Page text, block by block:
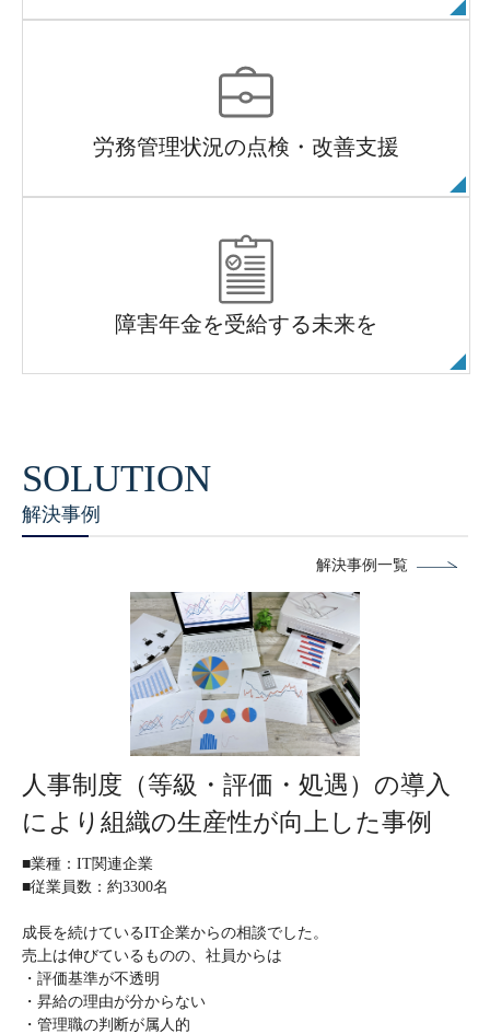
労務管理状況の点検・改善支援
障害年金を受給する未来を
解決事例
解決事例一覧
人事制度（等級・評価・処遇）の導入
により組織の生産性が向上した事例
■業種：IT関連企業
■従業員数：約3300名
成長を続けているIT企業からの相談でした。
売上は伸びているものの、社員からは
・評価基準が不透明
・昇給の理由が分からない
・管理職の判断が属人的